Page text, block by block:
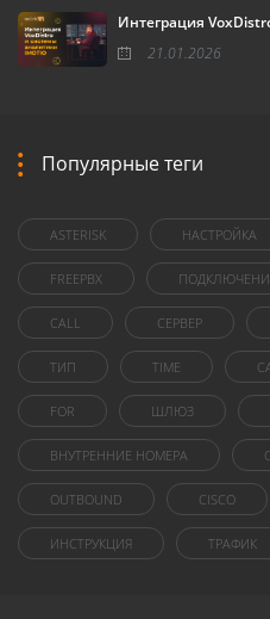
Интеграция
21.01.2026
Популярные теги
ASTERISK НАСТРОЙКА
FREEPBX
CALL СЕРВЕР
ТИП TIME
FOR ШЛЮЗ
ВНУТРЕННИЕ НОМЕРА
OUTBOUND CISCO
ИНСТРУКЦИЯ ТРАФИК